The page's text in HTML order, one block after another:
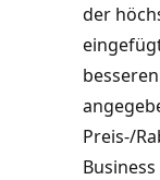
der
Preis-/